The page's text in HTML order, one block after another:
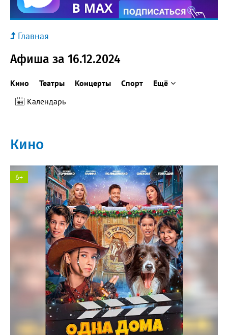
Главная
Афиша за 16.12.2024
Кино Театры Концерты Спорт
Ещё
Календарь
Кино
6+
Космос кинотеатр